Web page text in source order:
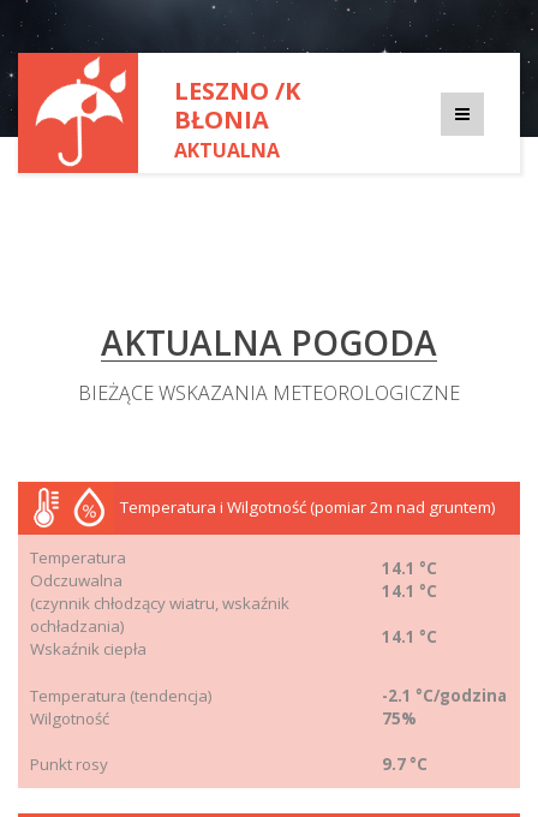
LESZNO /K
BŁONIA
AKTUALNA
AKTUALNA POGODA
BIEŻĄCE WSKAZANIA METEOROLOGICZNE
Temperatura i Wilgotność (pomiar 2m nad gruntem)
Temperatura
Odczuwalna
(czynnik chłodzący wiatru, wskaźnik
ochładzania)
Wskaźnik ciepła
14.1 °C
14.1 °C
14.1 °C
Temperatura (tendencja)
Wilgotność
Punkt rosy
-2.1 °C/godzina
75%
9.7 °C